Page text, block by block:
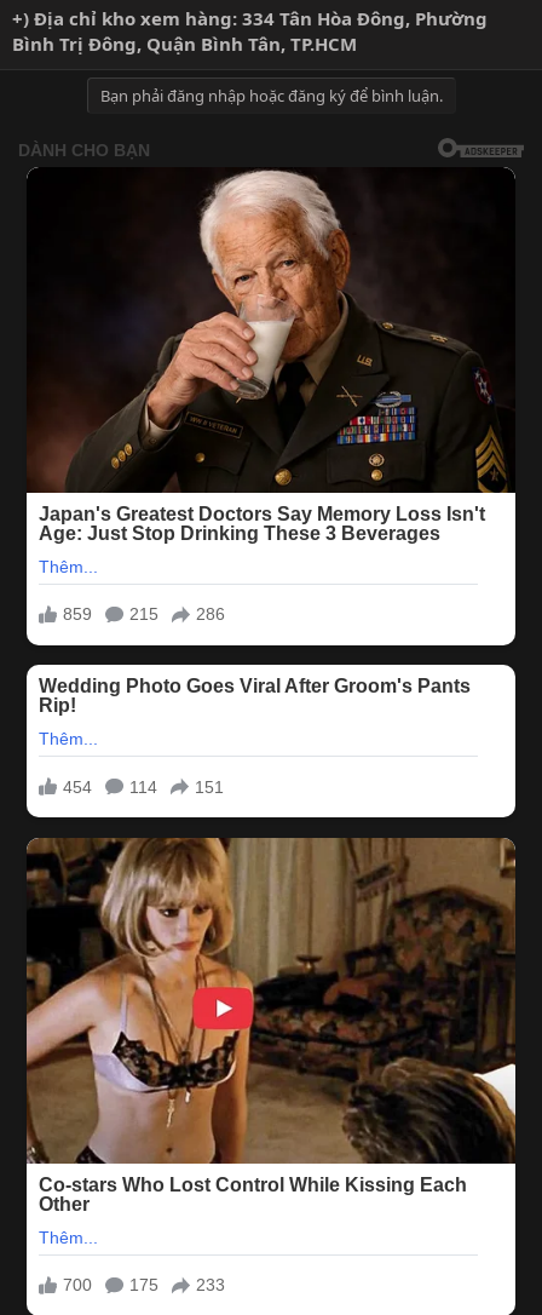
+) Địa chỉ kho xem hàng: 334 Tân Hòa Đông, Phường
Bình Trị Đông, Quận Bình Tân, TP.HCM
Bạn phải đăng nhập hoặc đăng ký để bình luận.